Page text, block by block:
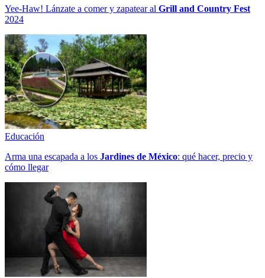
Yee-Haw! Lánzate a comer y zapatear al Grill and Country Fest
2024
Educación
Arma una escapada a los Jardines de México: qué hacer, precio y
cómo llegar